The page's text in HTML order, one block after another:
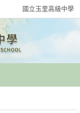
國立玉里高級中學